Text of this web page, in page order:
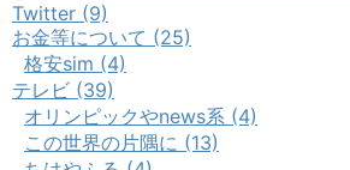
Twitter (9)
お金等について (25)
格安sim (4)
テレビ (39)
オリンピックやnews系 (4)
この世界の片隅に (13)